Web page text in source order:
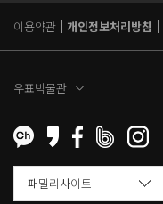
이용약관 개인정보처리방침
우표박물관